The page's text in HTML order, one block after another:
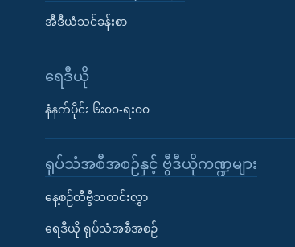
အီဒီယံသင်ခန်းစာ
ရေဒီယို
နံနက်ပိုင်း ၆း၀၀-ရး၀၀
ရုပ်သံအစီအစဉ်နှင့် ဗွီဒီယိုကဏ္ဍများ
နေ့စဉ်တီဗွီသတင်းလွှာ
ရေဒီယို ရုပ်သံအစီအစဉ်